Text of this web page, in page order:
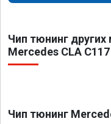
Чип тюнинг
Mercedes CLA C117
Чип тюнинг